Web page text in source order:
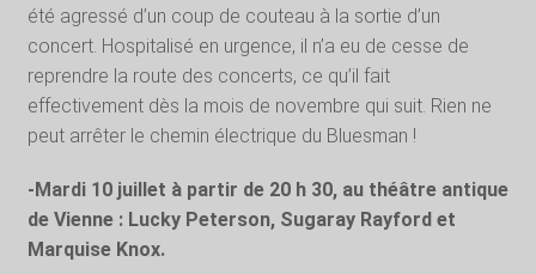
été agressé d’un coup de couteau à la sortie d’un
concert. Hospitalisé en urgence, il n’a eu de cesse de
reprendre la route des concerts, ce qu’il fait
effectivement dès la mois de novembre qui suit. Rien ne
peut arrêter le chemin électrique du Bluesman !
-Mardi 10 juillet à partir de 20 h 30, au théâtre antique
de Vienne : Lucky Peterson, Sugaray Rayford et
Marquise Knox.